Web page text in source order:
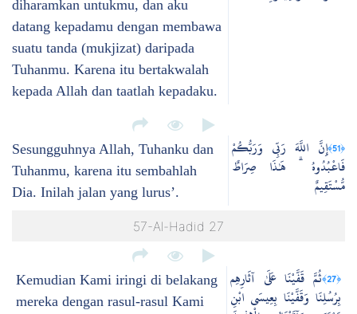
diharamkan untukmu, dan aku
datang kepadamu dengan membawa
suatu tanda (mukjizat) daripada
Tuhanmu. Karena itu bertakwalah
kepada Allah dan taatlah kepadaku.
Sesungguhnya Allah, Tuhanku dan
Tuhanmu, karena itu sembahlah
Dia. Inilah jalan yang lurus’.
﴿51﴾
إِنَّ اللَّهَ رَبِّي وَرَبُّكُمْ
فَاعْبُدُوهُ ۗ هَٰذَا صِرَاطٌ
مُّسْتَقِيمٌ
57-Al-Hadid 27
Kemudian Kami iringi di belakang
mereka dengan rasul-rasul Kami
﴿27﴾
ثُمَّ قَفَّيْنَا عَلَىٰ آثَارِهِم
بِرُسُلِنَا وَقَفَّيْنَا بِعِيسَى ابْنِ